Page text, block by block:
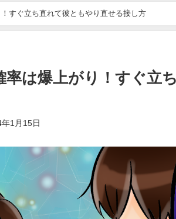
すぐ立ち直れて彼ともやり直せる接し方
は爆上がり！すぐ立
1月15日